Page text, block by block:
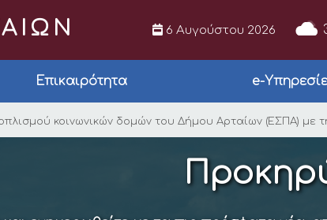
6 Αυγούστου 2026
Επικαιρότητα e-
κοινωνικών δομών του Δήμου Αρταίων (ΕΣΠΑ) με